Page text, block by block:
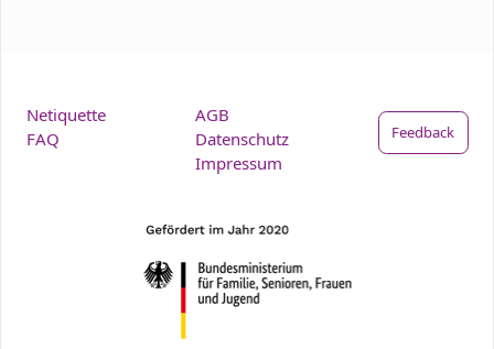
Netiquette
FAQ
AGB
Datenschutz
Impressum
Feedback